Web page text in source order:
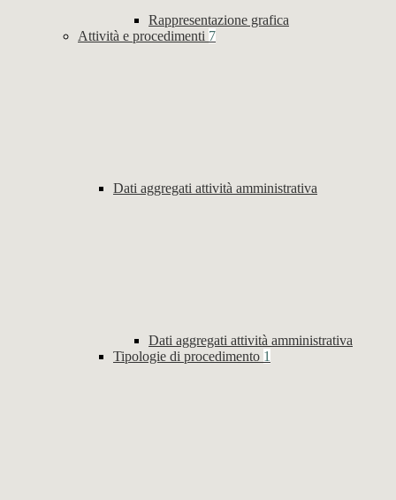
Rappresentazione grafica
Attività e procedimenti 7
Dati aggregati attività amministrativa
Dati aggregati attività amministrativa
Tipologie di procedimento 1